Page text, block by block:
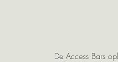
De Access Bars